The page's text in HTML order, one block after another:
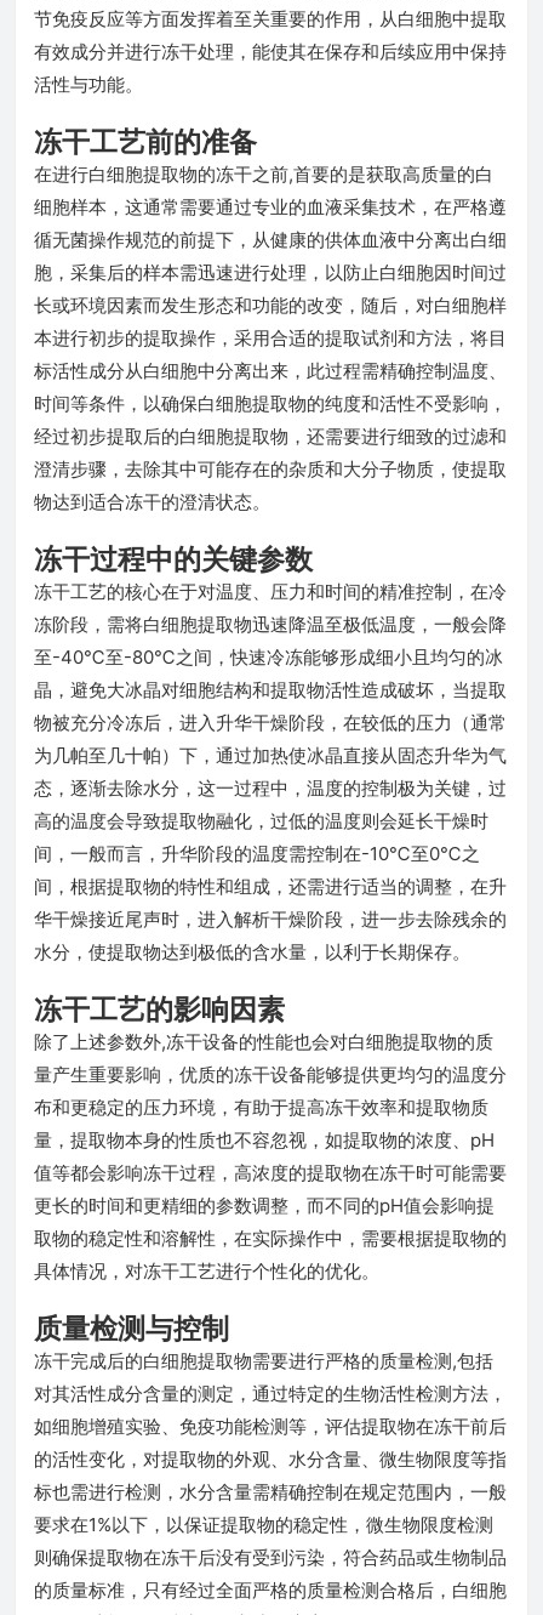
节免疫反应等方面发挥着至关重要的作用，从白细胞中提取
有效成分并进行冻干处理，能使其在保存和后续应用中保持
活性与功能。
冻干工艺前的准备
在进行白细胞提取物的冻干之前,首要的是获取高质量的白
细胞样本，这通常需要通过专业的血液采集技术，在严格遵
循无菌操作规范的前提下，从健康的供体血液中分离出白细
胞，采集后的样本需迅速进行处理，以防止白细胞因时间过
长或环境因素而发生形态和功能的改变，随后，对白细胞样
本进行初步的提取操作，采用合适的提取试剂和方法，将目
标活性成分从白细胞中分离出来，此过程需精确控制温度、
时间等条件，以确保白细胞提取物的纯度和活性不受影响，
经过初步提取后的白细胞提取物，还需要进行细致的过滤和
澄清步骤，去除其中可能存在的杂质和大分子物质，使提取
物达到适合冻干的澄清状态。
冻干过程中的关键参数
冻干工艺的核心在于对温度、压力和时间的精准控制，在冷
冻阶段，需将白细胞提取物迅速降温至极低温度，一般会降
至-40℃至-80℃之间，快速冷冻能够形成细小且均匀的冰
晶，避免大冰晶对细胞结构和提取物活性造成破坏，当提取
物被充分冷冻后，进入升华干燥阶段，在较低的压力（通常
为几帕至几十帕）下，通过加热使冰晶直接从固态升华为气
态，逐渐去除水分，这一过程中，温度的控制极为关键，过
高的温度会导致提取物融化，过低的温度则会延长干燥时
间，一般而言，升华阶段的温度需控制在-10℃至0℃之
间，根据提取物的特性和组成，还需进行适当的调整，在升
华干燥接近尾声时，进入解析干燥阶段，进一步去除残余的
水分，使提取物达到极低的含水量，以利于长期保存。
冻干工艺的影响因素
除了上述参数外,冻干设备的性能也会对白细胞提取物的质
量产生重要影响，优质的冻干设备能够提供更均匀的温度分
布和更稳定的压力环境，有助于提高冻干效率和提取物质
量，提取物本身的性质也不容忽视，如提取物的浓度、pH
值等都会影响冻干过程，高浓度的提取物在冻干时可能需要
更长的时间和更精细的参数调整，而不同的pH值会影响提
取物的稳定性和溶解性，在实际操作中，需要根据提取物的
具体情况，对冻干工艺进行个性化的优化。
质量检测与控制
冻干完成后的白细胞提取物需要进行严格的质量检测,包括
对其活性成分含量的测定，通过特定的生物活性检测方法，
如细胞增殖实验、免疫功能检测等，评估提取物在冻干前后
的活性变化，对提取物的外观、水分含量、微生物限度等指
标也需进行检测，水分含量需精确控制在规定范围内，一般
要求在1%以下，以保证提取物的稳定性，微生物限度检测
则确保提取物在冻干后没有受到污染，符合药品或生物制品
的质量标准，只有经过全面严格的质量检测合格后，白细胞